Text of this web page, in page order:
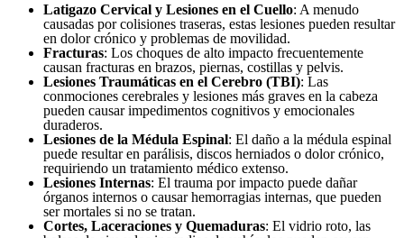
Latigazo Cervical y Lesiones en el Cuello: A menudo
causadas por colisiones traseras, estas lesiones pueden resultar
en dolor crónico y problemas de movilidad.
Fracturas: Los choques de alto impacto frecuentemente
causan fracturas en brazos, piernas, costillas y pelvis.
Lesiones Traumáticas en el Cerebro (TBI): Las
conmociones cerebrales y lesiones más graves en la cabeza
pueden causar impedimentos cognitivos y emocionales
duraderos.
Lesiones de la Médula Espinal: El daño a la médula espinal
puede resultar en parálisis, discos herniados o dolor crónico,
requiriendo un tratamiento médico extenso.
Lesiones Internas: El trauma por impacto puede dañar
órganos internos o causar hemorragias internas, que pueden
ser mortales si no se tratan.
Cortes, Laceraciones y Quemaduras: El vidrio roto, las